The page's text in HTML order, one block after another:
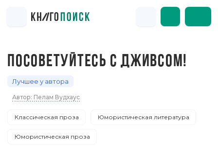
ПОСОВЕТУЙТЕСЬ С ДЖИВСОМ!
Лучшее у автора
Автор: Пелам Вудхаус
Классическая проза Юмористическая литература
Юмористическая проза